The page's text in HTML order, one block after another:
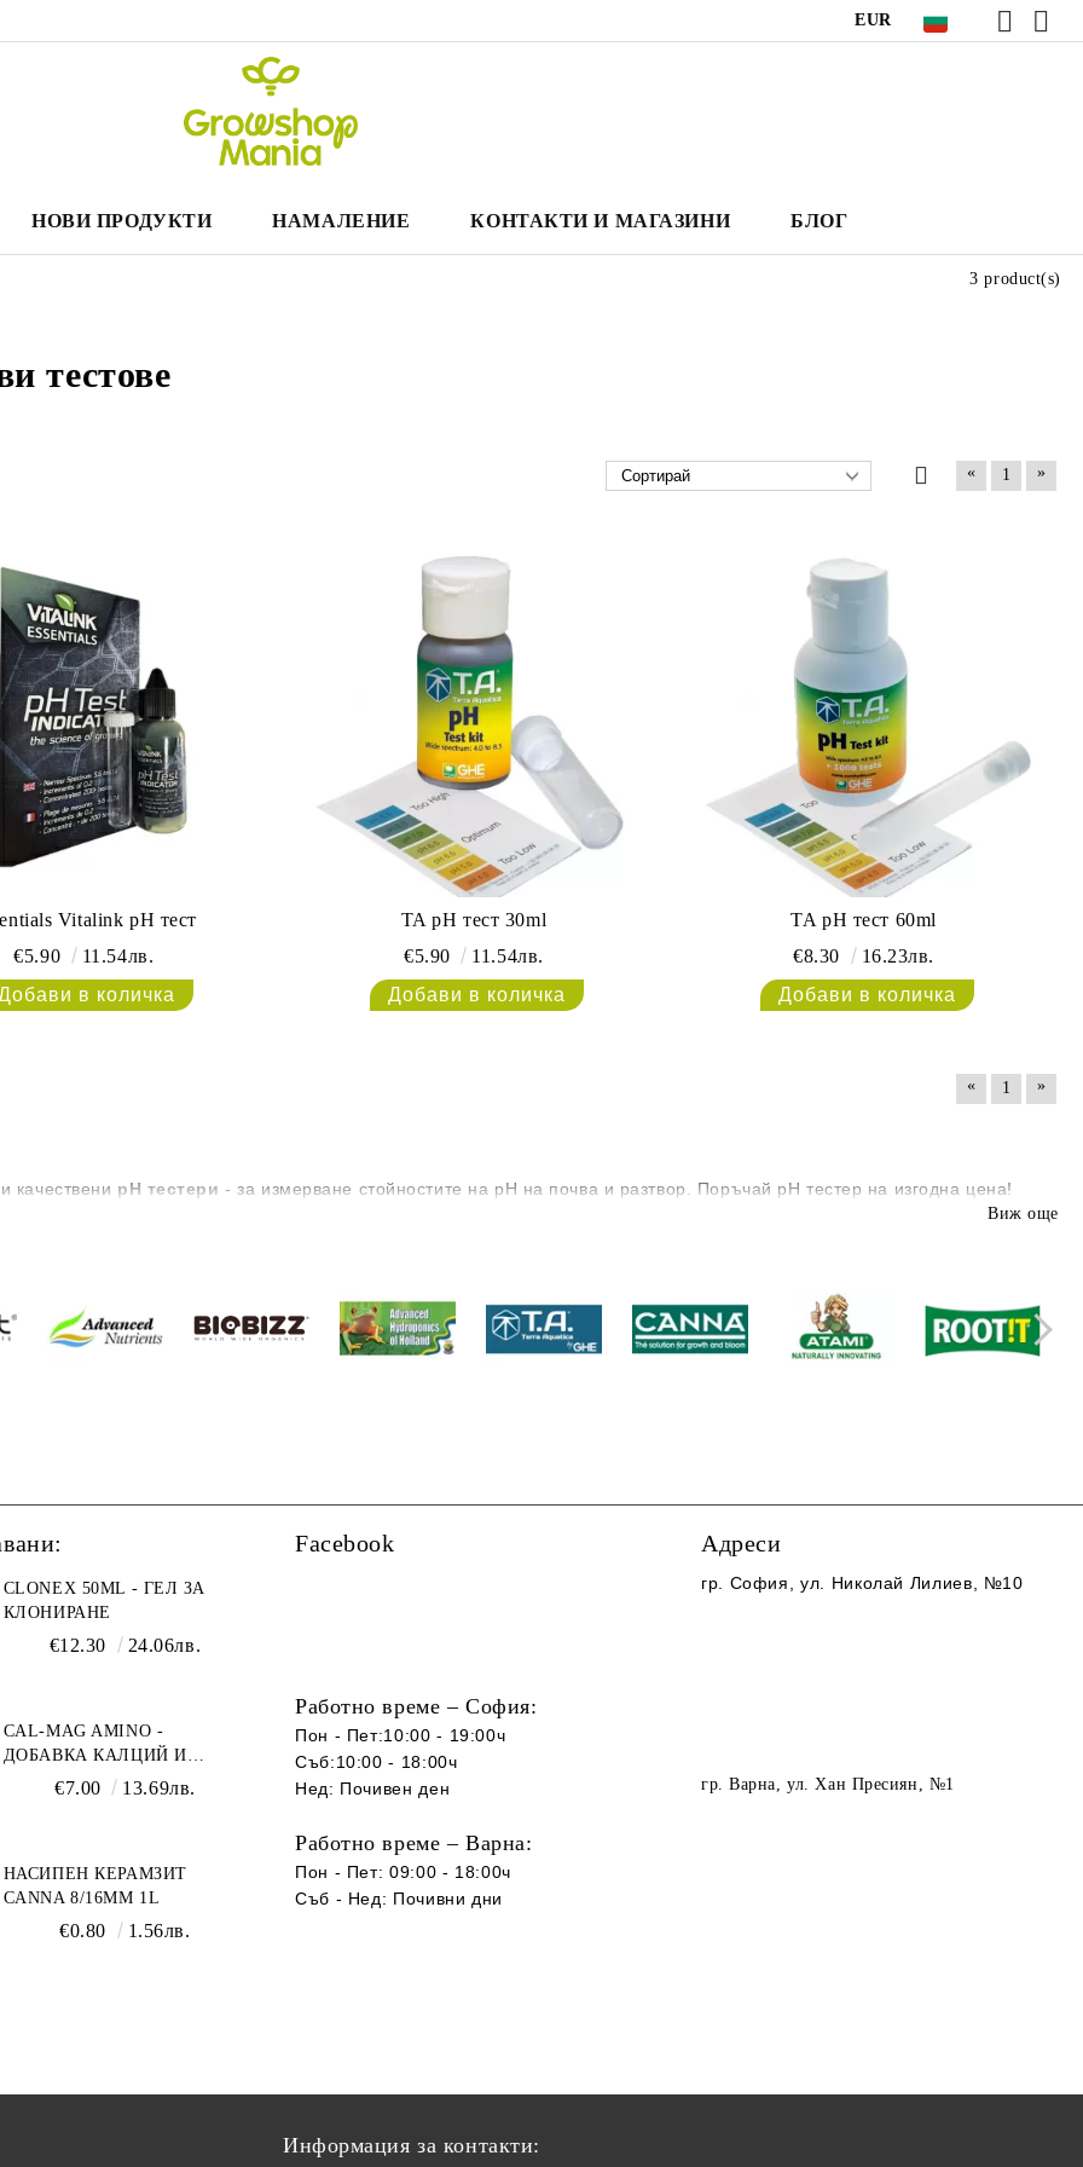
EUR
НОВИ ПРОДУКТИ НАМАЛЕНИЕ КОНТАКТИ И МАГАЗИНИ БЛОГ
тестове
3 product(s)
« 1 »
Vitalink pH тест
€5.90
11.54лв.
TA pH тест 30ml
€5.90
11.54лв.
TA pH тест 60ml
€8.30
16.23лв.
« 1 »
качествени рН тестери - за измерване стойностите на pH на почва и разтвор. Поръчай рН тестер на изгодна цена!
Виж още
CLONEX 50ML - ГЕЛ ЗА
КЛОНИРАНЕ
€12.30 24.06лв.
CAL-MAG AMINO -
ДОБАВКА КАЛЦИЙ И
МАГНЕЗИЙ
€7.00 13.69лв.
НАСИПЕН КЕРАМЗИТ
CANNA 8/16ММ 1L
€0.80 1.56лв.
Facebook
Работно време – София:
Пон - Пет:10:00 - 19:00ч
Съб:10:00 - 18:00ч
Нед: Почивен ден
Работно време – Варна:
Пон - Пет: 09:00 - 18:00ч
Съб - Нед: Почивни дни
Адреси
гр. София , ул. Николай Лилиев, №10
гр. Варна, ул. Хан Пресиян, №1
Информация за контакти: